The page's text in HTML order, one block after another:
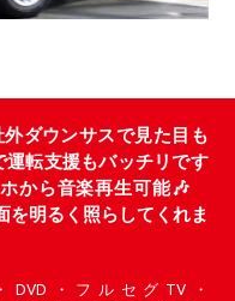
ウンサスで見た目も
転支援もバッチリです
から音楽再生可能🎶
を明るく照らしてくれま
DVD・フルセグTV・